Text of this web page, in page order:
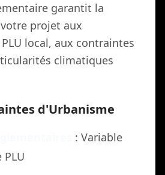
garantit la
projet aux
local, aux contraintes
climatiques
d'Urbanisme
: Variable
PLU